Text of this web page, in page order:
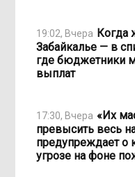
19:02, Вчера Когда
Забайкалье — в
где бюджетники
выплат
17:30, Вчера «Их
превысить весь
предупреждает о
угрозе на фоне